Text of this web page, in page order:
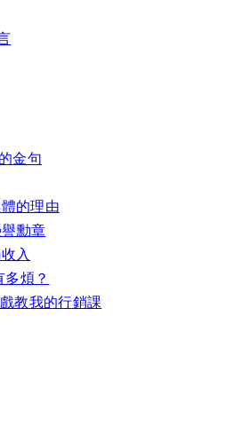
金句
的理由
譽勳章
入
多煩？
教我的行銷課